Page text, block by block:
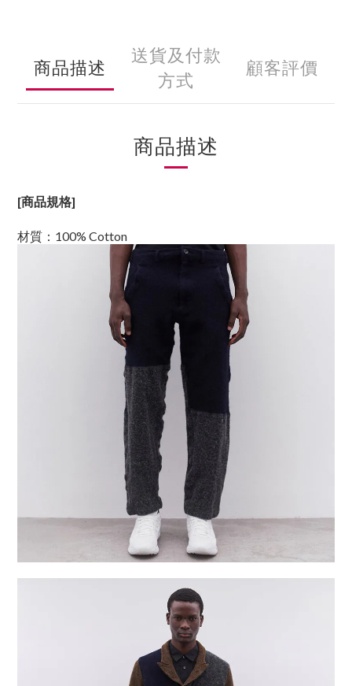
商品描述
送貨及付款
方式
顧客評價
商品描述
[商品規格]
材質：100% Cotton